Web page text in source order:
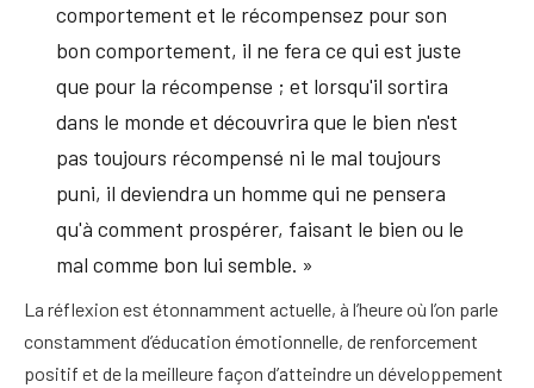
comportement et le récompensez pour son
bon comportement, il ne fera ce qui est juste
que pour la récompense ; et lorsqu'il sortira
dans le monde et découvrira que le bien n'est
pas toujours récompensé ni le mal toujours
puni, il deviendra un homme qui ne pensera
qu'à comment prospérer, faisant le bien ou le
mal comme bon lui semble. »
La réflexion est étonnamment actuelle, à l’heure où l’on parle
constamment d’éducation émotionnelle, de renforcement
positif et de la meilleure façon d’atteindre un développement